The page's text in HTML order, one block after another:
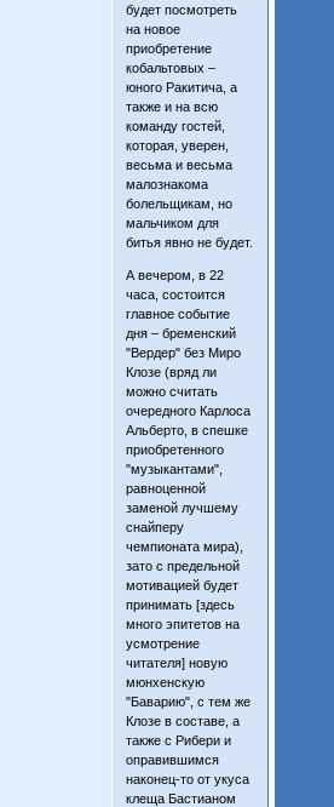
будет посмотреть
на новое
приобретение
кобальтовых –
юного Ракитича, а
также и на всю
команду гостей,
которая, уверен,
весьма и весьма
малознакома
болельщикам, но
мальчиком для
битья явно не будет.
А вечером, в 22
часа, состоится
главное событие
дня – бременский
"Вердер" без Миро
Клозе (вряд ли
можно считать
очередного Карлоса
Альберто, в спешке
приобретенного
"музыкантами",
равноценной
заменой лучшему
снайперу
чемпионата мира),
зато с предельной
мотивацией будет
принимать [здесь
много эпитетов на
усмотрение
читателя] новую
мюнхенскую
"Баварию", с тем же
Клозе в составе, а
также с Рибери и
оправившимся
наконец-то от укуса
клеща Бастианом